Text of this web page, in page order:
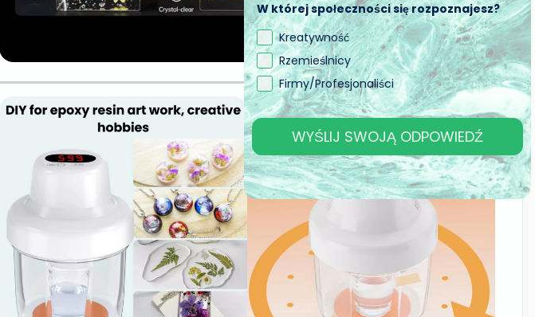
W której społeczności się rozpoznajesz?
Kreatywność
Rzemieślnicy
Firmy/Profesjonaliści
WYŚLIJ SWOJĄ ODPOWIEDŹ